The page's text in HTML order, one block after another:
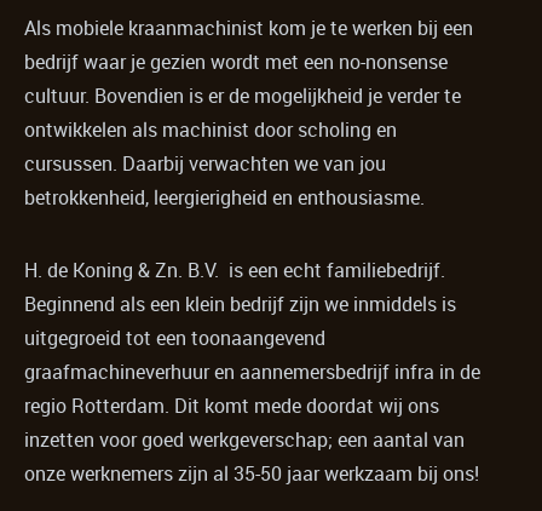
Als mobiele kraanmachinist kom je te werken bij een
bedrijf waar je gezien wordt met een no-nonsense
cultuur. Bovendien is er de mogelijkheid je verder te
ontwikkelen als machinist door scholing en
cursussen. Daarbij verwachten we van jou
betrokkenheid, leergierigheid en enthousiasme.
H. de Koning & Zn. B.V. is een echt familiebedrijf.
Beginnend als een klein bedrijf zijn we inmiddels is
uitgegroeid tot een toonaangevend
graafmachineverhuur en aannemersbedrijf infra in de
regio Rotterdam. Dit komt mede doordat wij ons
inzetten voor goed werkgeverschap; een aantal van
onze werknemers zijn al 35-50 jaar werkzaam bij ons!